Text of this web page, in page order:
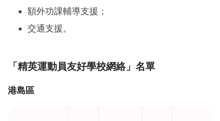
額外功課輔導支援；
交通支援。
「精英運動員友好學校網絡」名單
港島區